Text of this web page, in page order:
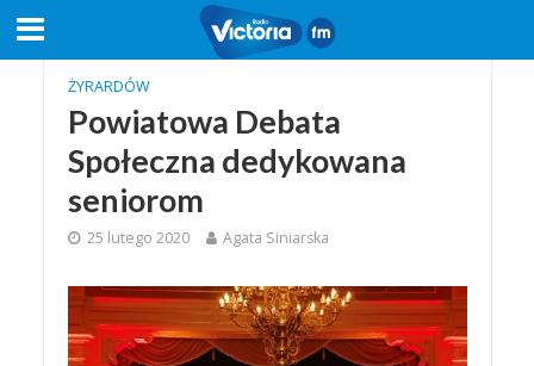
ŻYRARDÓW
Powiatowa Debata
Społeczna dedykowana
seniorom
25 lutego 2020 Agata Siniarska